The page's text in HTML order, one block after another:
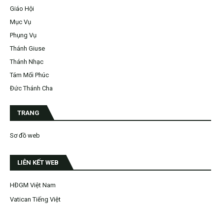
Giáo Hội
Mục Vụ
Phụng Vụ
Thánh Giuse
Thánh Nhạc
Tám Mối Phúc
Đức Thánh Cha
TRANG
Sơ đồ web
LIÊN KẾT WEB
HĐGM Việt Nam
Vatican Tiếng Việt